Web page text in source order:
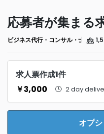
応募者が集まる
ビジネス代行・コンサル・士業
求人票作成1件
￥3,000
2 day
オプ